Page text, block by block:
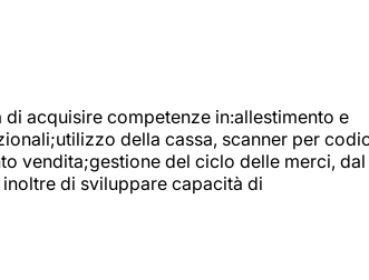
acquisire competenze in:allestimento e
della cassa, scanner per
vendita;gestione del ciclo delle merci, dal
di sviluppare capacità di